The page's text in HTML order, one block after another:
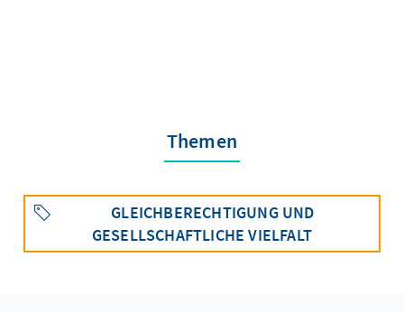
Themen
GLEICHBERECHTIGUNG UND
GESELLSCHAFTLICHE VIELFALT